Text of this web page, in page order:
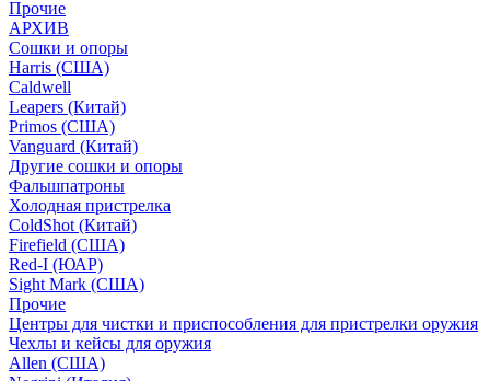
Прочие
АРХИВ
Сошки и опоры
Harris (США)
Caldwell
Leapers (Китай)
Primos (США)
Vanguard (Китай)
Другие сошки и опоры
Фальшпатроны
Холодная пристрелка
ColdShot (Китай)
Firefield (США)
Red-I (ЮАР)
Sight Mark (США)
Прочие
Центры для чистки и приспособления для пристрелки оружия
Чехлы и кейсы для оружия
Allen (США)